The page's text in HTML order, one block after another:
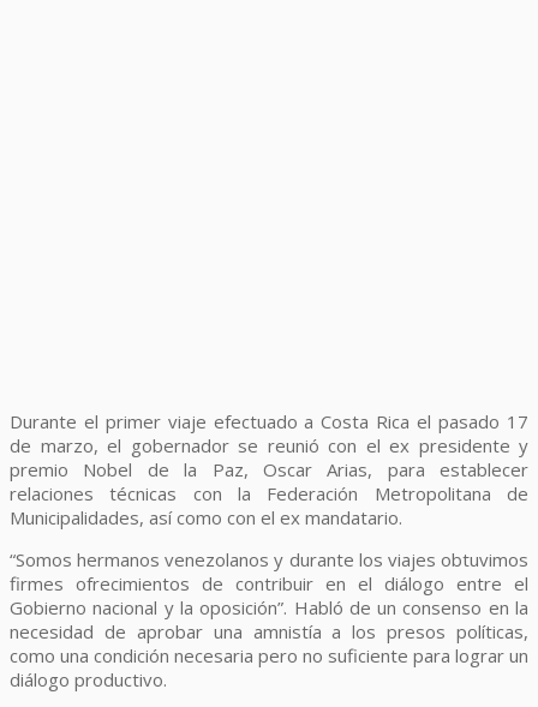
Durante el primer viaje efectuado a Costa Rica el pasado 17
de marzo, el gobernador se reunió con el ex presidente y
premio Nobel de la Paz, Oscar Arias, para establecer
relaciones técnicas con la Federación Metropolitana de
Municipalidades, así como con el ex mandatario.
“Somos hermanos venezolanos y durante los viajes obtuvimos
firmes ofrecimientos de contribuir en el diálogo entre el
Gobierno nacional y la oposición”. Habló de un consenso en la
necesidad de aprobar una amnistía a los presos políticas,
como una condición necesaria pero no suficiente para lograr un
diálogo productivo.